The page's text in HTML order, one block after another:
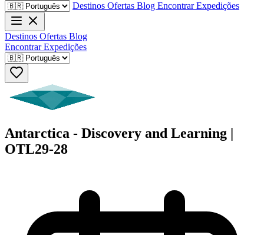
Destinos Ofertas Blog Encontrar Expedições
Destinos Ofertas Blog
Encontrar Expedições
Antarctica - Discovery and Learning |
OTL29-28